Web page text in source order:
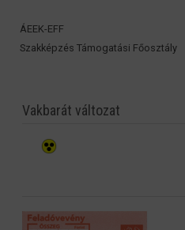
ÁEEK-EFF
Szakképzés Támogatási Főosztály
Vakbarát változat